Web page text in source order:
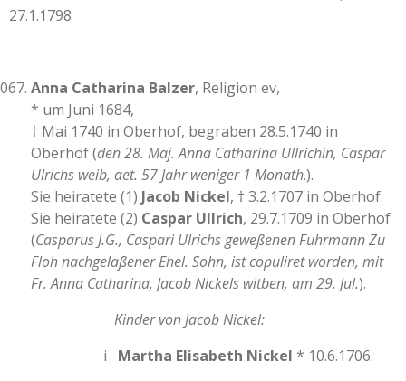
27.1.1798
Anna Catharina Balzer, Religion ev,
* um Juni 1684,
† Mai 1740 in Oberhof, begraben 28.5.1740 in
Oberhof (den 28. Maj. Anna Catharina Ullrichin, Caspar
Ulrichs weib, aet. 57 Jahr weniger 1 Monath.).
Sie heiratete (1) Jacob Nickel, † 3.2.1707 in Oberhof.
Sie heiratete (2) Caspar Ullrich, 29.7.1709 in Oberhof
(Casparus J.G., Caspari Ulrichs geweßenen Fuhrmann Zu
Floh nachgelaßener Ehel. Sohn, ist copuliret worden, mit
Fr. Anna Catharina, Jacob Nickels witben, am 29. Jul.).
Kinder von Jacob Nickel:
i Martha Elisabeth Nickel * 10.6.1706.